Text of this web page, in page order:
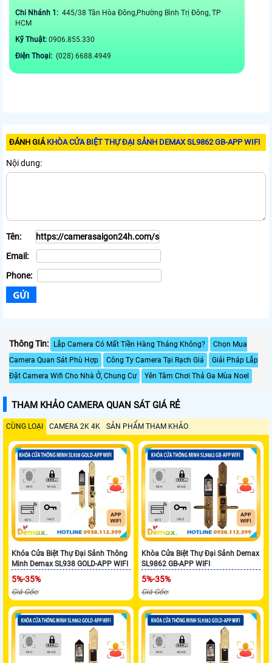
Chi Nhánh 1: 445/38 Tân Hòa Đông,Phường Bình Trị Đông, TP
HCM
Kỹ Thuật: 0906.855.330
Điện Thoại: (028) 6688.4949
ĐÁNH GIÁ KHÒA CỬA BIỆT THỰ ĐẠI SẢNH DEMAX SL9862 GB-APP WIFI
Nội dung:
Tên:
Email:
Phone:
Thông Tin: Lắp Camera Có Mất Tiền Hàng Tháng Không?
Chọn Mua
Camera Quan Sát Phù Hợp
Công Ty Camera Tại Rạch Giá
Giải Pháp Lắp
Đặt Camera Wifi Cho Nhà Ở, Chung Cư
Yên Tâm Chơi Thả Ga Mùa Noel
THAM KHẢO CAMERA QUAN SÁT GIÁ RẺ
CÙNG LOẠI CAMERA 2K 4K SẢN PHẨM THAM KHẢO
Khóa Cửa Biệt Thự Đại Sảnh Thông
Minh Demax SL938 GOLD-APP WIFI
5%-35%
Giá Gốc:
Khòa Cửa Biệt Thự Đại Sảnh Demax
SL9862 GB-APP WIFI
5%-35%
Giá Gốc: